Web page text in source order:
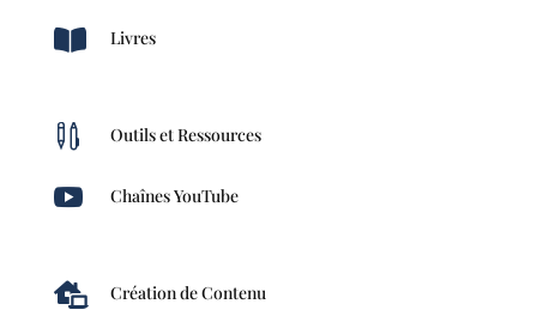
 Livres
 Outils et Ressources
 Chaînes YouTube
 Création de Contenu